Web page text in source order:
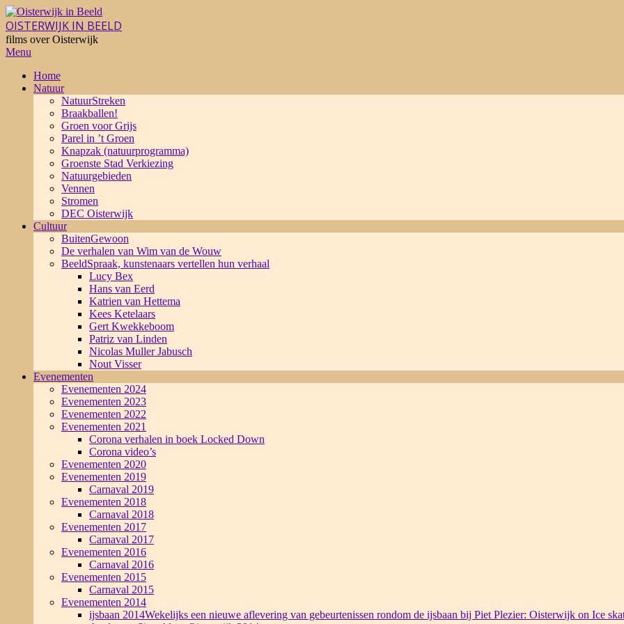
Skip
to
content
OISTERWIJK IN BEELD
films over Oisterwijk
Primary
Menu
Menu
Home
Natuur
NatuurStreken
Braakballen!
Groen voor Grijs
Parel in ’t Groen
Knapzak (natuurprogramma)
Groenste Stad Verkiezing
Natuurgebieden
Vennen
Stromen
DEC Oisterwijk
Cultuur
BuitenGewoon
De verhalen van Wim van de Wouw
BeeldSpraak, kunstenaars vertellen hun verhaal
Lucy Bex
Hans van Eerd
Katrien van Hettema
Kees Ketelaars
Gert Kwekkeboom
Patriz van Linden
Nicolas Muller Jabusch
Nout Visser
Evenementen
Evenementen 2024
Evenementen 2023
Evenementen 2022
Evenementen 2021
Corona verhalen in boek Locked Down
Corona video’s
Evenementen 2020
Evenementen 2019
Carnaval 2019
Evenementen 2018
Carnaval 2018
Evenementen 2017
Carnaval 2017
Evenementen 2016
Carnaval 2016
Evenementen 2015
Carnaval 2015
Evenementen 2014
ijsbaan 2014Wekelijks een nieuwe aflevering van gebeurtenissen rondom de ijsbaan bij Piet Plezier: Oisterwijk on Ice